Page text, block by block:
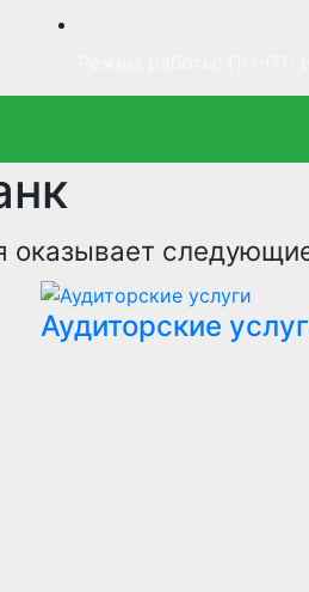
Аудиторские